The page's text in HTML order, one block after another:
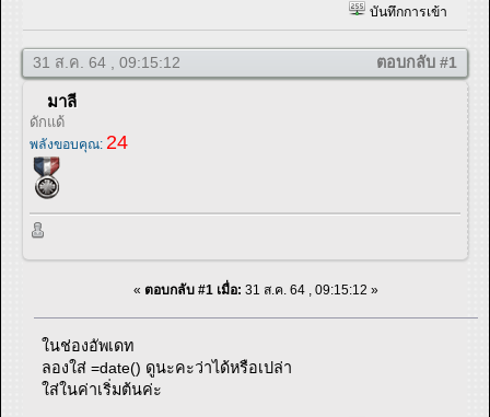
บันทึกการเข้า
31 ส.ค. 64 , 09:15:12 ตอบกลับ #1
มาลี
ดักแด้
พลังขอบคุณ: 24
« ตอบกลับ #1 เมื่อ: 31 ส.ค. 64 , 09:15:12 »
ในช่องอัพเดท
ลองใส่ =date() ดูนะคะว่าได้หรือเปล่า
ใส่ในค่าเริ่มต้นค่ะ